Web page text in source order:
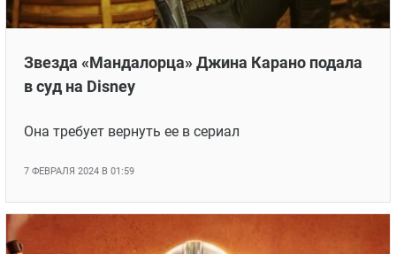
Звезда «Мандалорца» Джина Карано подала
в суд на Disney
Она требует вернуть ее в сериал
7 ФЕВРАЛЯ 2024 В 01:59